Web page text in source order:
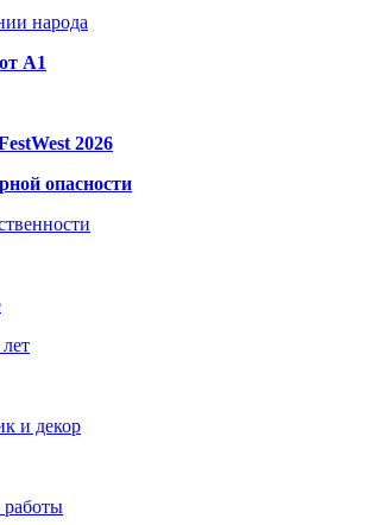
народа
A1
2026
опасности
и декор